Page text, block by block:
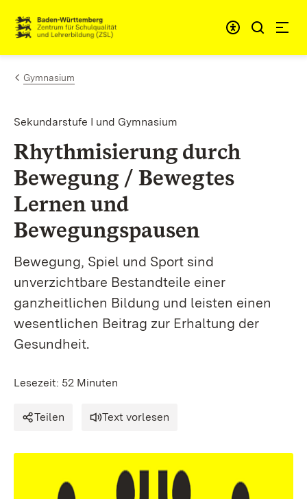
Zum Inhalt springen
Link zur Startseite
Gymnasium
Sekundarstufe I und Gymnasium
Rhythmisierung durch
Bewegung / Bewegtes
Lernen und
Bewegungspausen
Bewegung, Spiel und Sport sind
unverzichtbare Bestandteile einer
ganzheitlichen Bildung und leisten einen
wesentlichen Beitrag zur Erhaltung der
Gesundheit.
Lesezeit: 52 Minuten
Teilen Text vorlesen